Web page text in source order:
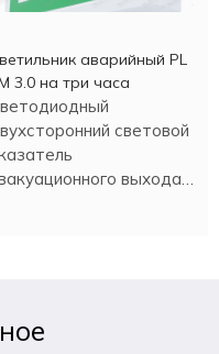
аварийный PL
3.0 на три часа
световой
выхода